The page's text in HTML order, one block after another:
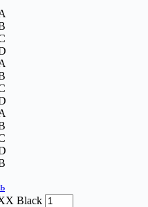
Black